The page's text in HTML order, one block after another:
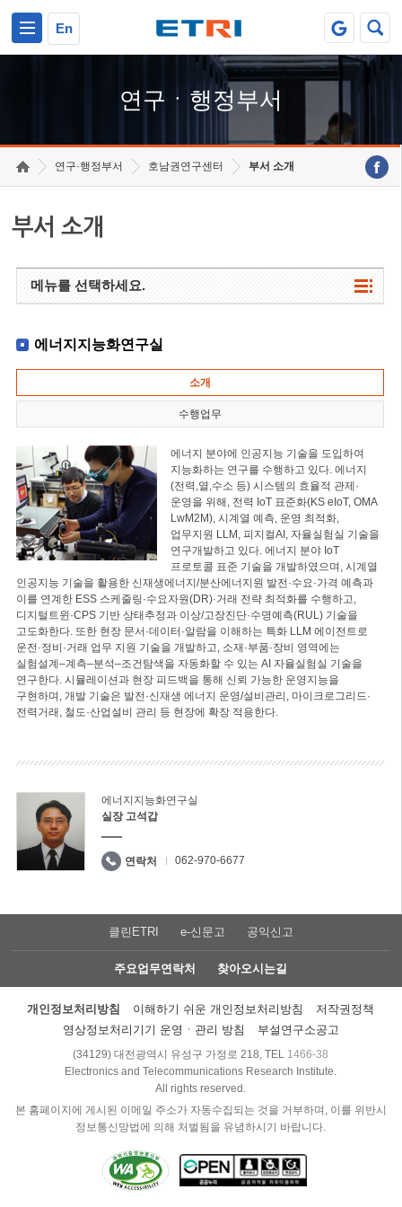
En
연구ㆍ행정부서
연구·행정부서 호남권연구센터 부서 소개
부서 소개
메뉴를 선택하세요.
에너지지능화연구실
소개
수행업무
에너지 분야에 인공지능 기술을 도입하여
지능화하는 연구를 수행하고 있다. 에너지
(전력,열,수소 등) 시스템의 효율적 관제·
운영을 위해, 전력 IoT 표준화(KS eIoT, OMA
LwM2M), 시계열 예측, 운영 최적화,
업무지원 LLM, 피지컬AI, 자율실험실 기술을
연구개발하고 있다. 에너지 분야 IoT
프로토콜 표준 기술을 개발하였으며, 시계열
인공지능 기술을 활용한 신재생에너지/분산에너지원 발전·수요·가격 예측과
이를 연계한 ESS 스케줄링·수요자원(DR)·거래 전략 최적화를 수행하고,
디지털트윈·CPS 기반 상태추정과 이상/고장진단·수명예측(RUL) 기술을
고도화한다. 또한 현장 문서·데이터·알람을 이해하는 특화 LLM 에이전트로
운전·정비·거래 업무 지원 기술을 개발하고, 소재·부품·장비 영역에는
실험설계–계측–분석–조건탐색을 자동화할 수 있는 AI 자율실험실 기술을
연구한다. 시뮬레이션과 현장 피드백을 통해 신뢰 가능한 운영지능을
구현하며, 개발 기술은 발전·신재생 에너지 운영/설비관리, 마이크로그리드·
전력거래, 철도·산업설비 관리 등 현장에 확장 적용한다.
에너지지능화연구실
실장 고석갑
연락처 062-970-6677
클린ETRI e-신문고 공익신고
주요업무연락처 찾아오시는길
개인정보처리방침 이해하기 쉬운 개인정보처리방침
저작권정책
영상정보처리기기 운영ㆍ관리 방침
부설연구소공고
(34129) 대전광역시 유성구 가정로 218, TEL 1466-38
Electronics and Telecommunications Research Institute.
All rights reserved.
본 홈페이지에 게시된 이메일 주소가 자동수집되는 것을 거부하며, 이를 위반시
정보통신망법에 의해 처벌됨을 유념하시기 바랍니다.